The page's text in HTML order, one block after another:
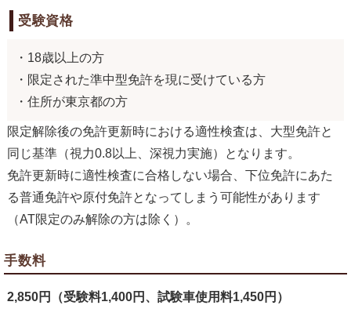
受験資格
・18歳以上の方
・限定された準中型免許を現に受けている方
・住所が東京都の方
限定解除後の免許更新時における適性検査は、大型免許と
同じ基準（視力0.8以上、深視力実施）となります。
免許更新時に適性検査に合格しない場合、下位免許にあた
る普通免許や原付免許となってしまう可能性があります
（AT限定のみ解除の方は除く）。
手数料
2,850円（受験料1,400円、試験車使用料1,450円）